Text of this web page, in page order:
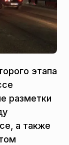
этапа
разметки
а также